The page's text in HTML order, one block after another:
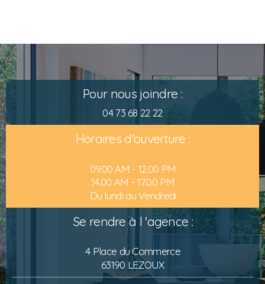
Pour nous joindre :
04 73 68 22 22
Horaires d'ouverture :
09.00 AM - 12.00 PM
14.00 AM - 17.00 PM
Du lundi au Vendredi
Se rendre à l 'agence :
4 Place du Commerce
63190 LEZOUX